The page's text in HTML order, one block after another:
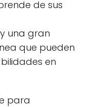
de sus
una gran
que pueden
en
para